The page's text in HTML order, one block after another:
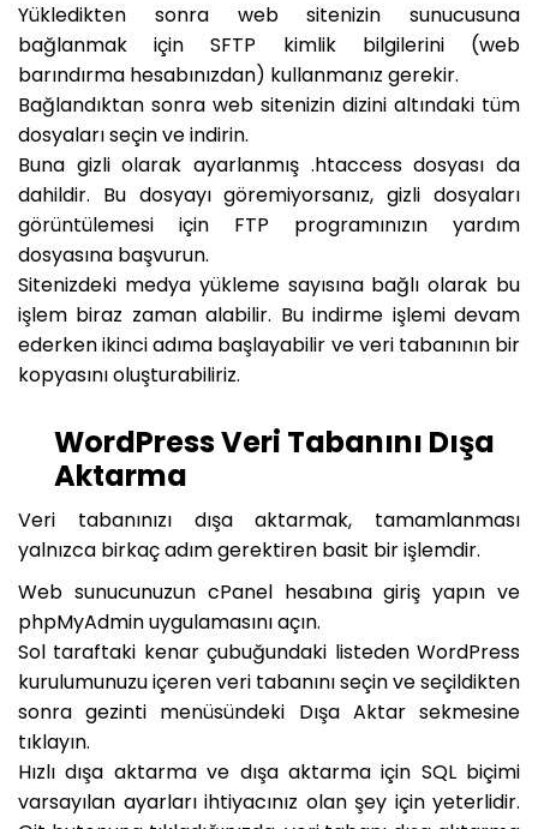
Yükledikten sonra web sitenizin sunucusuna
bağlanmak için SFTP kimlik bilgilerini (web
barındırma hesabınızdan) kullanmanız gerekir.
Bağlandıktan sonra web sitenizin dizini altındaki tüm
dosyaları seçin ve indirin.
Buna gizli olarak ayarlanmış .htaccess dosyası da
dahildir. Bu dosyayı göremiyorsanız, gizli dosyaları
görüntülemesi için FTP programınızın yardım
dosyasına başvurun.
Sitenizdeki medya yükleme sayısına bağlı olarak bu
işlem biraz zaman alabilir. Bu indirme işlemi devam
ederken ikinci adıma başlayabilir ve veri tabanının bir
kopyasını oluşturabiliriz.
WordPress Veri Tabanını Dışa
Aktarma
Veri tabanınızı dışa aktarmak, tamamlanması
yalnızca birkaç adım gerektiren basit bir işlemdir.
Web sunucunuzun cPanel hesabına giriş yapın ve
phpMyAdmin uygulamasını açın.
Sol taraftaki kenar çubuğundaki listeden WordPress
kurulumunuzu içeren veri tabanını seçin ve seçildikten
sonra gezinti menüsündeki Dışa Aktar sekmesine
tıklayın.
Hızlı dışa aktarma ve dışa aktarma için SQL biçimi
varsayılan ayarları ihtiyacınız olan şey için yeterlidir.